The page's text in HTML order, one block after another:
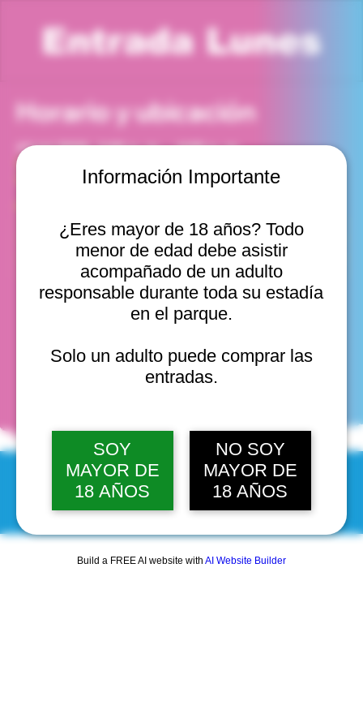
Información Importante
¿Eres mayor de 18 años? Todo
menor de edad debe asistir
acompañado de un adulto
responsable durante toda su estadía
en el parque.
Solo un adulto puede comprar las
entradas.
SOY
MAYOR DE
18 AÑOS
NO SOY
MAYOR DE
18 AÑOS
Build a FREE AI website with AI Website Builder
Entrada Lunes
Horario y ubicación
13 jul 2026, 3:00 p. m. – 4:00 p. m.
Viña del Mar, Cam. Internacional 2440, Viña del Mar,
Valparaíso, Chile
lun, 10 ago, 10:00 a. m.
lun, 10 ago, 11:00 a. m.
lun, 10 ago, 12:00 p. m.
Ver 20
fechas
© 2025 by Scantastic.